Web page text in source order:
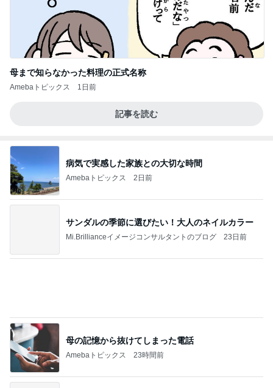
母まで知らなかった料理の正式名称
Amebaトピックス 1日前
記事を読む
病気で実感した家族との大切な時間
Amebaトピックス 2日前
サンダルの季節に選びたい！大人のネイルカラー
Mi.Brillianceイメージコンサルタントのブログ 23日前
母の記憶から抜けてしまった電話
Amebaトピックス 23時間前